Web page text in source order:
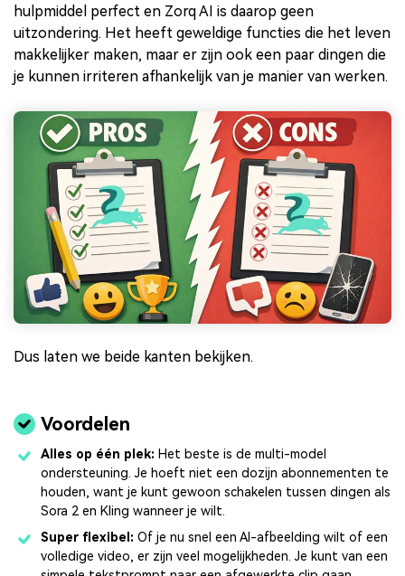
hulpmiddel perfect en Zorq AI is daarop geen
uitzondering. Het heeft geweldige functies die het leven
makkelijker maken, maar er zijn ook een paar dingen die
je kunnen irriteren afhankelijk van je manier van werken.
Dus laten we beide kanten bekijken.
Voordelen
Alles op één plek: Het beste is de multi-model
ondersteuning. Je hoeft niet een dozijn abonnementen te
houden, want je kunt gewoon schakelen tussen dingen als
Sora 2 en Kling wanneer je wilt.
Super flexibel: Of je nu snel een AI-afbeelding wilt of een
volledige video, er zijn veel mogelijkheden. Je kunt van een